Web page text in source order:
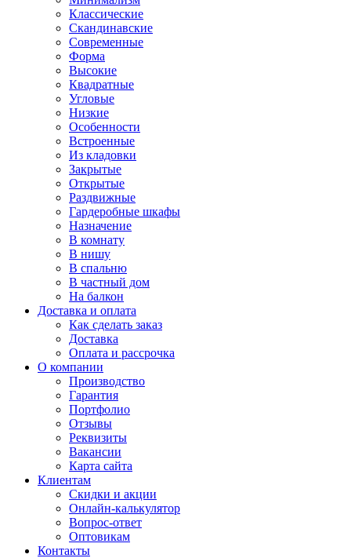
Классические
Скандинавские
Современные
Форма
Высокие
Квадратные
Угловые
Низкие
Особенности
Встроенные
Из кладовки
Закрытые
Открытые
Раздвижные
Гардеробные шкафы
Назначение
В комнату
В нишу
В спальню
В частный дом
На балкон
Доставка и оплата
Как сделать заказ
Доставка
Оплата и рассрочка
О компании
Производство
Гарантия
Портфолио
Отзывы
Реквизиты
Вакансии
Карта сайта
Клиентам
Скидки и акции
Онлайн-калькулятор
Вопрос-ответ
Оптовикам
Контакты